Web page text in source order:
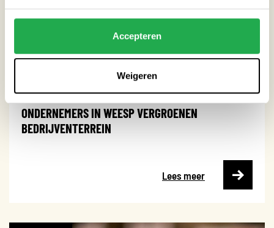
Accepteren
Weigeren
ONDERNEMERS IN WEESP VERGROENEN
BEDRIJVENTERREIN
Lees meer